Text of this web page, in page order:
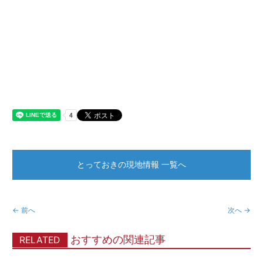
← 前へ 次へ →
とっておきの現地情報 一覧へ
RELATED おすすめの関連記事